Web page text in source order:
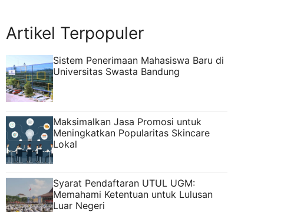
Artikel Terpopuler
Sistem Penerimaan Mahasiswa Baru di
Universitas Swasta Bandung
Maksimalkan Jasa Promosi untuk
Meningkatkan Popularitas Skincare
Lokal
Syarat Pendaftaran UTUL UGM:
Memahami Ketentuan untuk Lulusan
Luar Negeri